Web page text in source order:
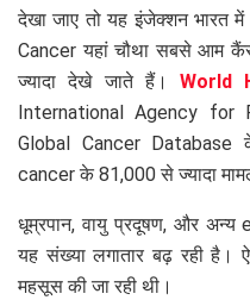
देखा जाए तो यह इंजेक्शन भारत
Cancer यहां चौथा सबसे आम
ज्यादा देखे जाते हैं। World
International Agency for
Global Cancer Database
cancer के 81,000 से ज्यादा
धूम्रपान, वायु प्रदूषण, और
यह संख्या लगातार बढ़ रही
महसूस की जा रही थी।